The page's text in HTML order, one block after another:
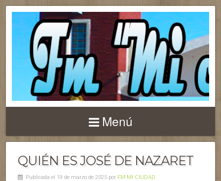
Menú
QUIÉN ES JOSÉ DE NAZARET
Publicada el 19 de marzo de 2025 por FM MI CIUDAD